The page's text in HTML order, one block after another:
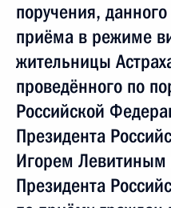
поручения,
приёма в режиме
жительницы
проведённого по
Российской
Президента
Игорем
Президента